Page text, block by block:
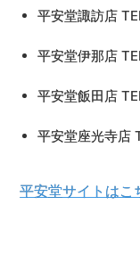
平安堂諏訪店
平安堂伊那店
平安堂飯田店
平安堂座光寺
平安堂サイトはこ